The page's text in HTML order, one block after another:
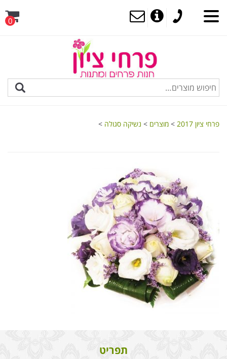
0
פרחי ציון 2017 > מוצרים > נשיקה סגולה >
תפריט